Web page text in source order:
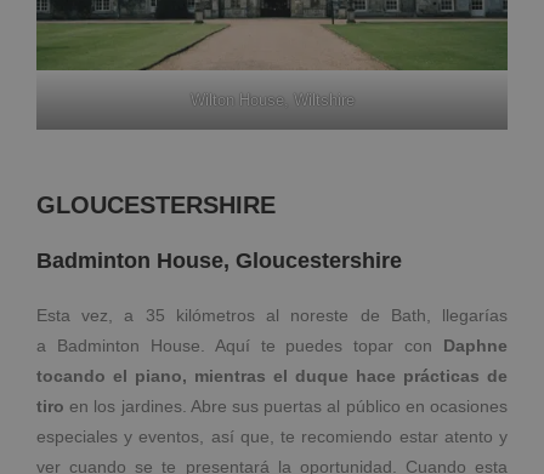
Wilton House, Wiltshire
GLOUCESTERSHIRE
Badminton House, Gloucestershire
Esta vez, a 35 kilómetros al noreste de Bath, llegarías
a Badminton House. Aquí te puedes topar con Daphne
tocando el piano, mientras el duque hace prácticas de
tiro en los jardines. Abre sus puertas al público en ocasiones
especiales y eventos, así que, te recomiendo estar atento y
ver cuando se te presentará la oportunidad. Cuando esta